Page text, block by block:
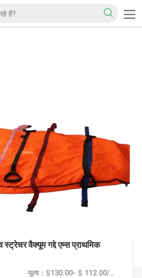
वैक्यूम गद्दे एम्स प्राथमिक
मूल्य：$130.00- $ 112.00/Pieces >=20 Pieces